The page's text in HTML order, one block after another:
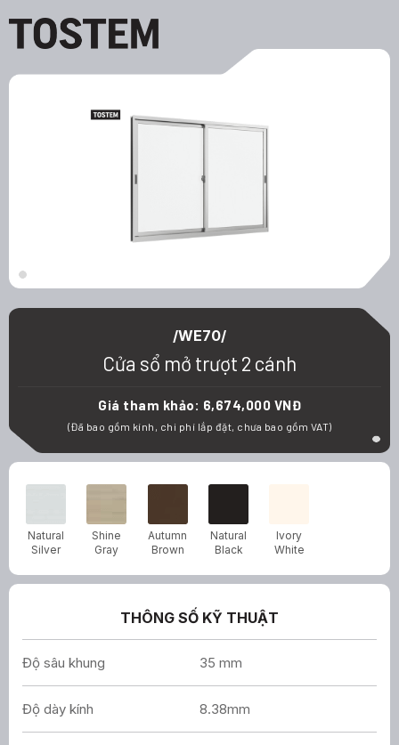
Cửa
sổ
mở
/WE70/
Cửa sổ mở trượt 2 cánh
Giá tham khảo: 6,674,000 VNĐ
(Đã bao gồm kính, chi phí lắp đặt, chưa bao gồm VAT)
Natural
Silver
Shine
Gray
Autumn
Brown
Natural
Black
Ivory
White
THÔNG SỐ KỸ THUẬT
Độ sâu khung 35 mm
Độ dày kính 8.38mm